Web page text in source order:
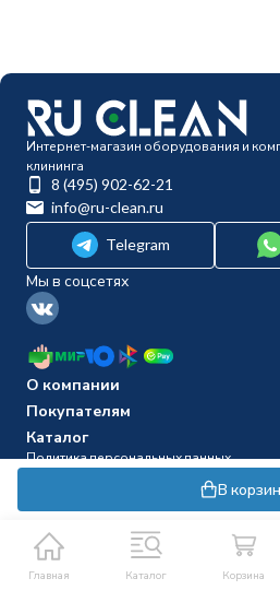
В
Главная Каталог Корзина
Интернет-магазин оборудования и
клининга
8 (495) 902-62-21
info@ru-clean.ru
Telegram
Мы в соцсетях
О компании
Покупателям
Каталог
Политика персональных данных